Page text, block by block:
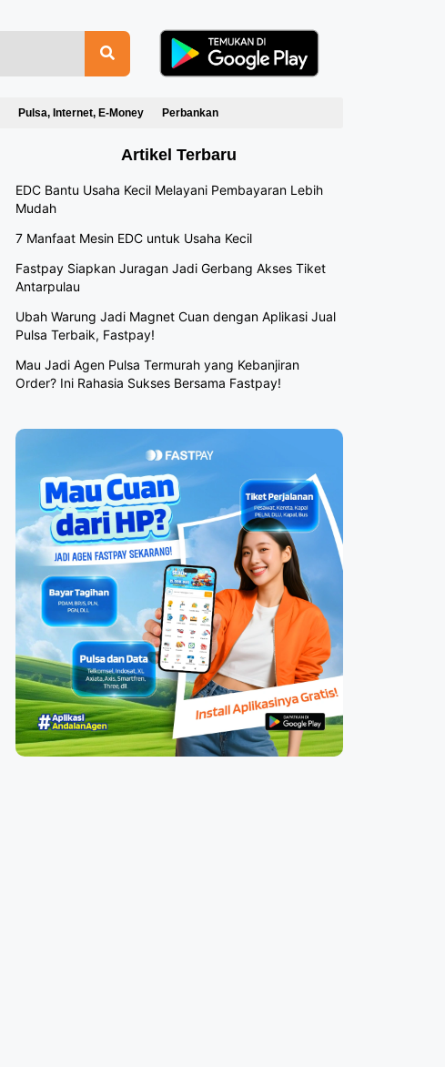
Pulsa, Internet, E-Money Perbankan
Artikel Terbaru
EDC Bantu Usaha Kecil Melayani Pembayaran Lebih
Mudah
7 Manfaat Mesin EDC untuk Usaha Kecil
Fastpay Siapkan Juragan Jadi Gerbang Akses Tiket
Antarpulau
Ubah Warung Jadi Magnet Cuan dengan Aplikasi Jual
Pulsa Terbaik, Fastpay!
Mau Jadi Agen Pulsa Termurah yang Kebanjiran
Order? Ini Rahasia Sukses Bersama Fastpay!